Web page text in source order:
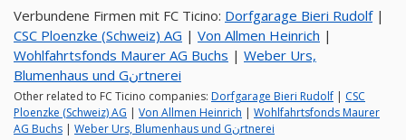
Verbundene Firmen mit FC Ticino: Dorfgarage Bieri Rudolf|
CSC Ploenzke (Schweiz) AG | Von Allmen Heinrich |
Wohlfahrtsfonds Maurer AG Buchs | Weber Urs,
Blumenhaus und Gنrtnerei
Other related to FC Ticino companies: Dorfgarage Bieri Rudolf | CSC
Ploenzke (Schweiz) AG | Von Allmen Heinrich | Wohlfahrtsfonds Maurer
AG Buchs | Weber Urs, Blumenhaus und Gنrtnerei